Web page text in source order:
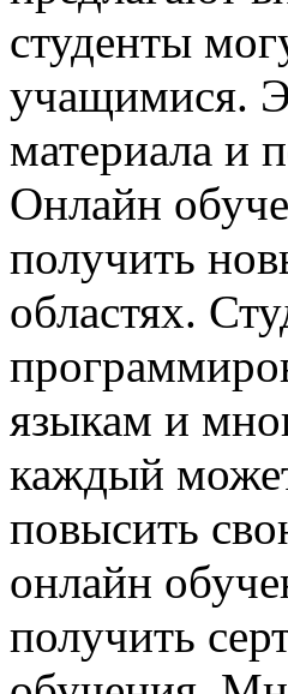
студенты
учащимися.
материала и
Онлайн
получить
областях.
языкам и
каждый
повысить
онлайн
получить